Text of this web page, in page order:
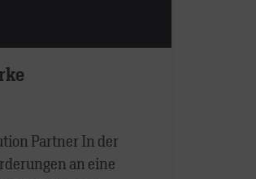
Partner In der
an eine